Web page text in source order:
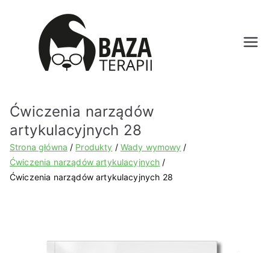
Bazat
Ćwiczenia narządów
artykulacyjnych 28
Strona główna Produkty
Wady wymowy
Ćwiczenia narządów artykulacyjnych
Ćwiczenia narządów artykulacyjnych 28